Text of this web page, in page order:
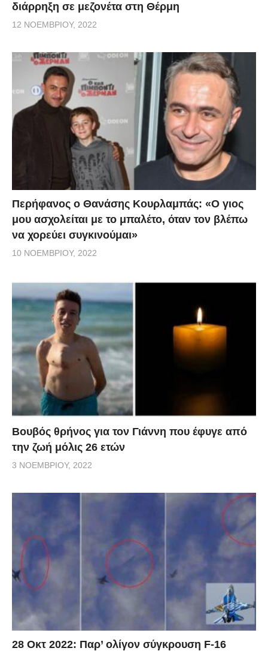
διάρρηξη σε μεζονέτα στη Θέρμη
12 ΝΟΕΜΒΡΊΟΥ, 2022
Περήφανος ο Θανάσης Κουρλαμπάς: «Ο γιος
μου ασχολείται με το μπαλέτο, όταν τον βλέπω
να χορεύει συγκινούμαι»
10 ΝΟΕΜΒΡΊΟΥ, 2022
Βουβός θρήνος για τον Γιάννη που έφυγε από
την ζωή μόλις 26 ετών
3 ΝΟΕΜΒΡΊΟΥ, 2022
28 Οκτ 2022: Παρ’ ολίγον σύγκρουση F-16